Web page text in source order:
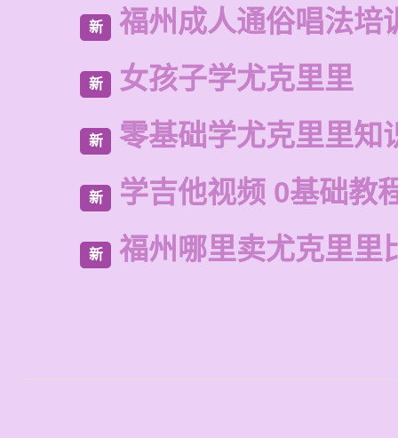
新 福州成人通俗唱法培
新 女孩子学尤克里里
新 零基础学尤克里里知
新 学吉他视频 0基础教
新 福州哪里卖尤克里里